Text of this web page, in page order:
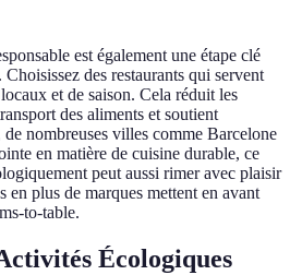
est également une étape clé
des restaurants qui servent
et de saison. Cela réduit les
des aliments et soutient
nombreuses villes comme Barcelone
en matière de cuisine durable, ce
peut aussi rimer avec plaisir
en plus de marques mettent en avant
to-table.
Écologiques